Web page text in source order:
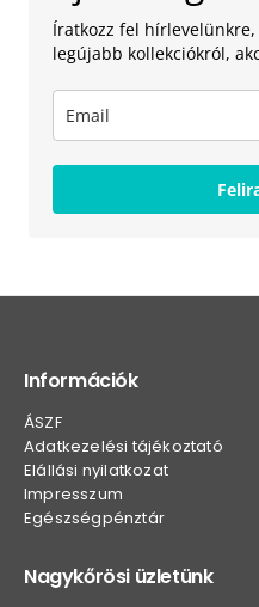
Íratkozz fel
legújabb kollekciókról,
Információk
ÁSZF
Adatkezelési tájékoztató
Elállási nyilatkozat
Impresszum
Egészségpénztár
Nagykőrösi üzletünk